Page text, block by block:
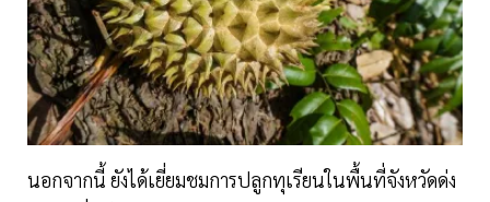
นอกจากนี้ ยังได้เยี่ยมชมการปลูกทุเรียนในพื้นที่จังหวัดด่ง